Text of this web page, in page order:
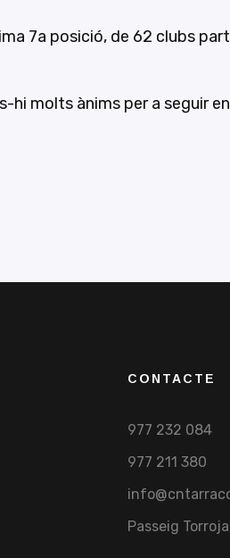
7a posició, de 62 clubs
molts ànims per a seguir
CONTACTE
977 232 084
977 211 380
Passeig